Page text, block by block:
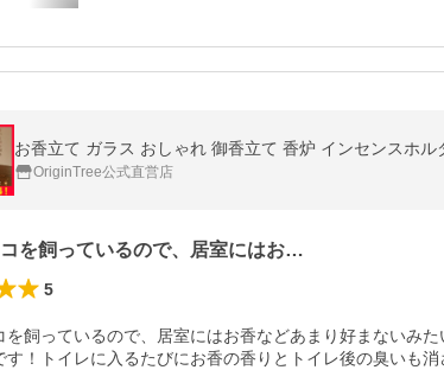
お香立て ガラス おしゃれ 御香立て 香炉 インセンスホ
OriginTree公式直営店
を飼っているので、居室にはお…
5
を飼っているので、居室にはお香などあまり好まないみた
す！トイレに入るたびにお香の香りとトイレ後の臭いも消